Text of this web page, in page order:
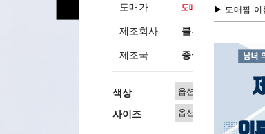
▶ 도매찜 이
도매가
제조회사 블루모드제휴사
제조국 중국
색상
사이즈